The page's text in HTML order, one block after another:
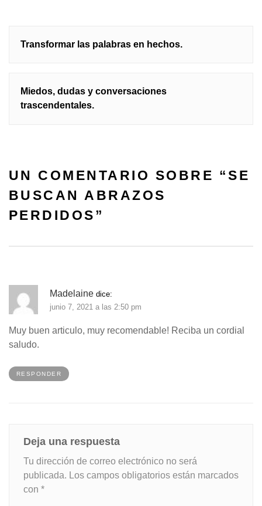
Transformar las palabras en hechos.
Miedos, dudas y conversaciones
trascendentales.
UN COMENTARIO SOBRE “SE
BUSCAN ABRAZOS
PERDIDOS”
Madelaine dice:
junio 7, 2021 a las 2:50 pm
Muy buen articulo, muy recomendable! Reciba un cordial
saludo.
RESPONDER
Deja una respuesta
Tu dirección de correo electrónico no será
publicada. Los campos obligatorios están marcados
con *